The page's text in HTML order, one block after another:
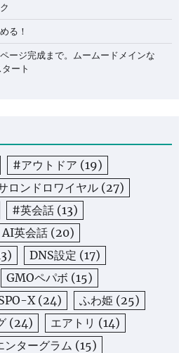
る！
ージ完成まで。ムームードメインな
ート
#アウトドア (19)
ロンドロワイヤル (27)
#英会話 (13)
AI英会話 (20)
DNS設定 (17)
GMOペパボ (15)
X (24) ふわ姫 (25)
(24) エアトリ (14)
ンターグラム (15)